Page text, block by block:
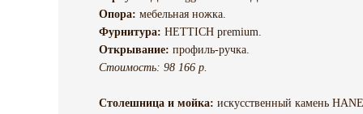
Опора: мебельная ножка.
Фурнитура: HETTICH premium.
Открывание: профиль-ручка.
Стоимость: 98 166 р.
Столешница и мойка: искусственный камень